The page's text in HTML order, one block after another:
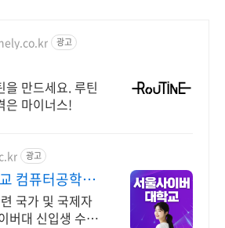
광고
을 만드세요. 루틴
은 마이너스!
광고
컴퓨터공학과
편입생
국가 및 국제자
버대 신입생 수 1